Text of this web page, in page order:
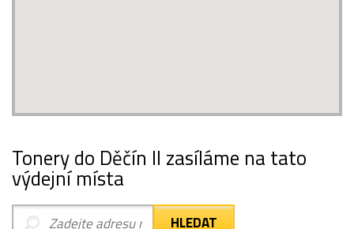
Tonery do Děčín II zasíláme na tato
výdejní místa